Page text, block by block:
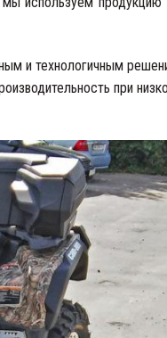
и технологичным
при